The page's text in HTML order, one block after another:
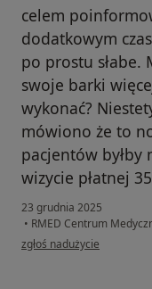
celem
dodatkowym
po prostu słabe.
swoje barki
wykonać?
mówiono że to
pacjentów
wizycie płatnej
23 grudnia 2025
• RMED Centrum
w opinii użytkownika
zgłoś nadużycie